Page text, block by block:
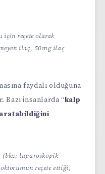
için reçete olarak
ilaç, 50mg ilaç
faydalı olduğuna
insanlarda “kalp
(bkz: laparoskopik
reçete ettiği,